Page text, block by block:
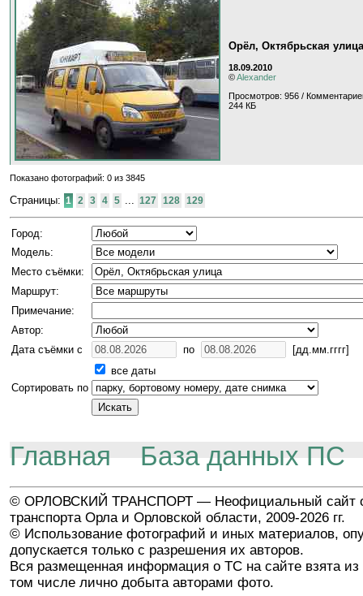
Орёл, Октябрьская улица
18.09.2010
©Alexander
Просмотров: 956 /
244 КБ
Показано фотографий: 0 из 3845
Страницы: 1 2 3 4 5 127 128 129
Город:
Модель:
Место съёмки:
Маршрут:
Примечание:
Автор:
Дата съёмки с
по
[дд.мм.гггг]
все даты
Сортировать по
Главная База данных ПС
© ОРЛОВСКИЙ ТРАНСПОРТ — Неофициальный сайт
транспорта Орла и Орловской области, 2009-2026 гг.
© Использование фотографий и иных материалов,
допускается только с разрешения их авторов.
Вся размещенная информация о ТС на сайте взята из
том числе лично добыта авторами фото.